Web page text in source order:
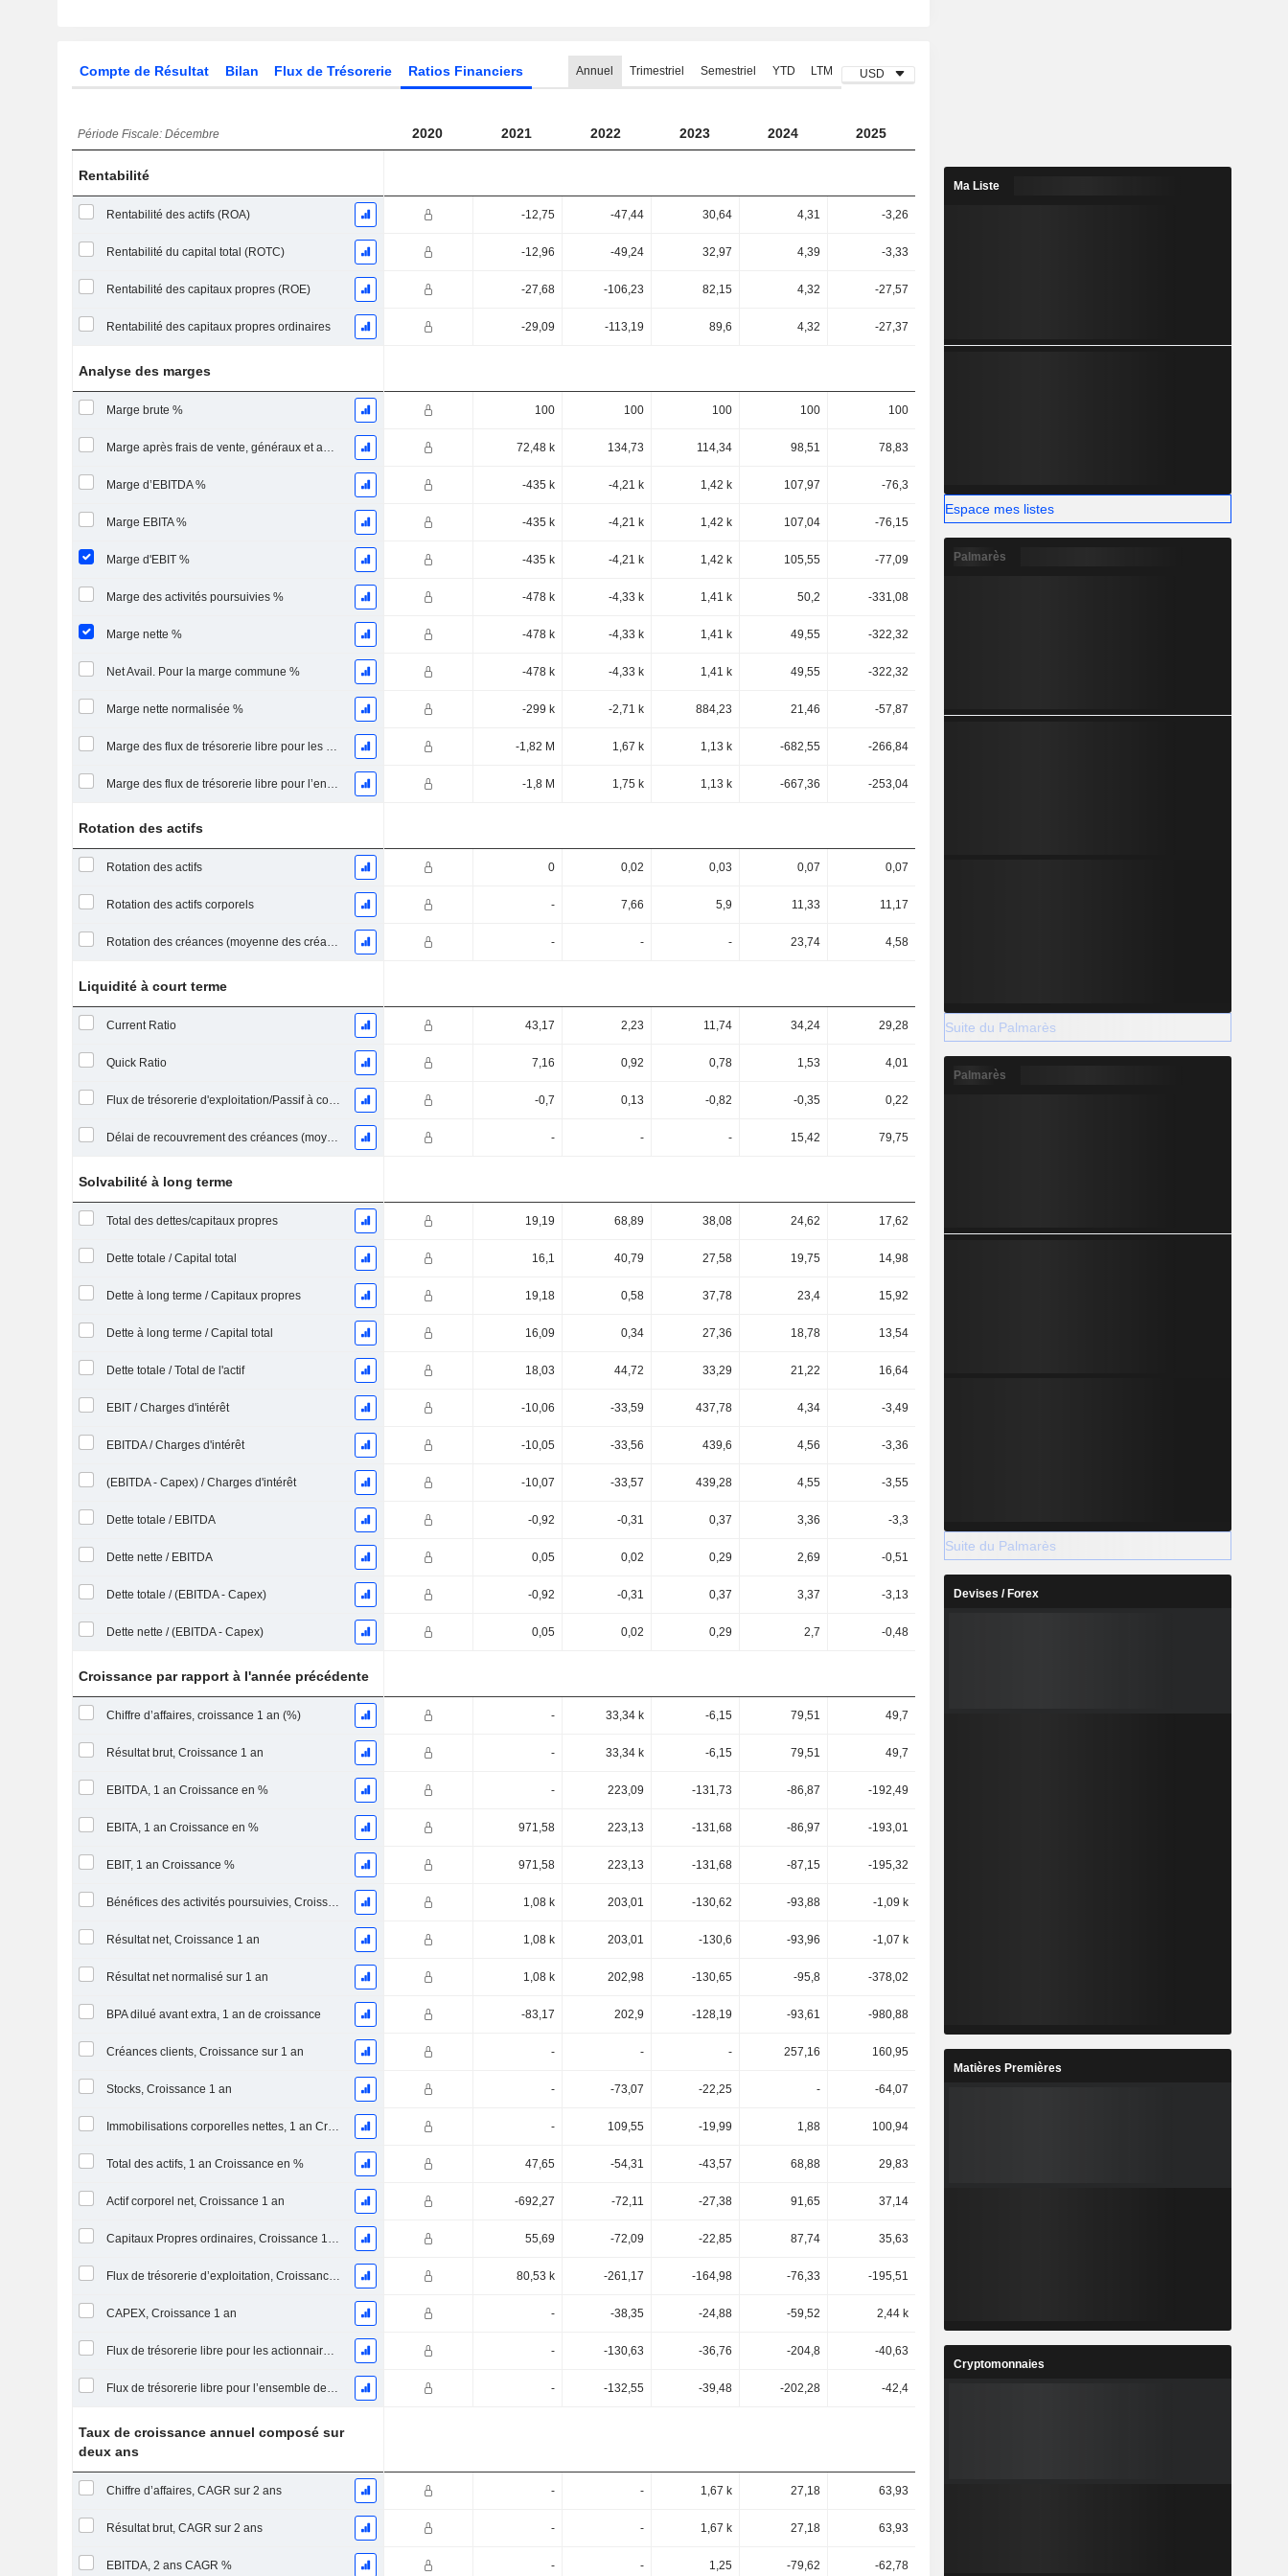
Compte de Résultat Bilan Flux de Trésorerie Ratios Financiers Annuel Trimestriel Semestriel YTD LTM USD
Période Fiscale: Décembre 2020 2021 2022 2023 2024 2025
Rentabilité
Rentabilité des actifs (ROA) -12,75 -47,44 30,64 4,31 -3,26
Rentabilité du capital total (ROTC) -12,96 -49,24 32,97 4,39 -3,33
Rentabilité des capitaux propres (ROE) -27,68 -106,23 82,15 4,32 -27,57
Rentabilité des capitaux propres ordinaires -29,09 -113,19 89,6 4,32 -27,37
Analyse des marges
Marge brute % 100 100 100 100 100
Marge après frais de vente, généraux et administratifs % 72,48 k 134,73 114,34 98,51 78,83
Marge d’EBITDA % -435 k -4,21 k 1,42 k 107,97 -76,3
Marge EBITA % -435 k -4,21 k 1,42 k 107,04 -76,15
Marge d'EBIT % -435 k -4,21 k 1,42 k 105,55 -77,09
Marge des activités poursuivies % -478 k -4,33 k 1,41 k 50,2 -331,08
Marge nette % -478 k -4,33 k 1,41 k 49,55 -322,32
Net Avail. Pour la marge commune % -478 k -4,33 k 1,41 k 49,55 -322,32
Marge nette normalisée % -299 k -2,71 k 884,23 21,46 -57,87
Marge des flux de trésorerie libre pour les actionnaires -1,82 M 1,67 k 1,13 k -682,55 -266,84
Marge des flux de trésorerie libre pour l’ensemble des pourvoyeurs de fonds -1,8 M 1,75 k 1,13 k -667,36 -253,04
Rotation des actifs
Rotation des actifs 0 0,02 0,03 0,07 0,07
Rotation des actifs corporels - 7,66 5,9 11,33 11,17
Rotation des créances (moyenne des créances) - - - 23,74 4,58
Liquidité à court terme
Current Ratio 43,17 2,23 11,74 34,24 29,28
Quick Ratio 7,16 0,92 0,78 1,53 4,01
Flux de trésorerie d'exploitation/Passif à court terme -0,7 0,13 -0,82 -0,35 0,22
Délai de recouvrement des créances (moyenne des créances) - - - 15,42 79,75
Solvabilité à long terme
Total des dettes/capitaux propres 19,19 68,89 38,08 24,62 17,62
Dette totale / Capital total 16,1 40,79 27,58 19,75 14,98
Dette à long terme / Capitaux propres 19,18 0,58 37,78 23,4 15,92
Dette à long terme / Capital total 16,09 0,34 27,36 18,78 13,54
Dette totale / Total de l'actif 18,03 44,72 33,29 21,22 16,64
EBIT / Charges d'intérêt -10,06 -33,59 437,78 4,34 -3,49
EBITDA / Charges d'intérêt -10,05 -33,56 439,6 4,56 -3,36
(EBITDA - Capex) / Charges d'intérêt -10,07 -33,57 439,28 4,55 -3,55
Dette totale / EBITDA -0,92 -0,31 0,37 3,36 -3,3
Dette nette / EBITDA 0,05 0,02 0,29 2,69 -0,51
Dette totale / (EBITDA - Capex) -0,92 -0,31 0,37 3,37 -3,13
Dette nette / (EBITDA - Capex) 0,05 0,02 0,29 2,7 -0,48
Croissance par rapport à l'année précédente
Chiffre d’affaires, croissance 1 an (%) - 33,34 k -6,15 79,51 49,7
Résultat brut, Croissance 1 an - 33,34 k -6,15 79,51 49,7
EBITDA, 1 an Croissance en % - 223,09 -131,73 -86,87 -192,49
EBITA, 1 an Croissance en % 971,58 223,13 -131,68 -86,97 -193,01
EBIT, 1 an Croissance % 971,58 223,13 -131,68 -87,15 -195,32
Bénéfices des activités poursuivies, Croissance 1 an 1,08 k 203,01 -130,62 -93,88 -1,09 k
Résultat net, Croissance 1 an 1,08 k 203,01 -130,6 -93,96 -1,07 k
Résultat net normalisé sur 1 an 1,08 k 202,98 -130,65 -95,8 -378,02
BPA dilué avant extra, 1 an de croissance -83,17 202,9 -128,19 -93,61 -980,88
Créances clients, Croissance sur 1 an - - - 257,16 160,95
Stocks, Croissance 1 an - -73,07 -22,25 - -64,07
Immobilisations corporelles nettes, 1 an Croissance - 109,55 -19,99 1,88 100,94
Total des actifs, 1 an Croissance en % 47,65 -54,31 -43,57 68,88 29,83
Actif corporel net, Croissance 1 an -692,27 -72,11 -27,38 91,65 37,14
Capitaux Propres ordinaires, Croissance 1 an 55,69 -72,09 -22,85 87,74 35,63
Flux de trésorerie d’exploitation, Croissance 1 an 80,53 k -261,17 -164,98 -76,33 -195,51
CAPEX, Croissance 1 an - -38,35 -24,88 -59,52 2,44 k
Flux de trésorerie libre pour les actionnaires FCFE, Croissance 1 an - -130,63 -36,76 -204,8 -40,63
Flux de trésorerie libre pour l’ensemble des pourvoyeurs de fonds (créanciers et actionnaires) FCFF, Croissance 1 an - -132,55 -39,48 -202,28 -42,4
Taux de croissance annuel composé sur
deux ans
Chiffre d’affaires, CAGR sur 2 ans - - 1,67 k 27,18 63,93
Résultat brut, CAGR sur 2 ans - - 1,67 k 27,18 63,93
EBITDA, 2 ans CAGR % - - 1,25 -79,62 -62,78
Ma Liste
Espace mes listes
Palmarès
Suite du Palmarès
Palmarès
Suite du Palmarès
Devises / Forex
Matières Premières
Cryptomonnaies